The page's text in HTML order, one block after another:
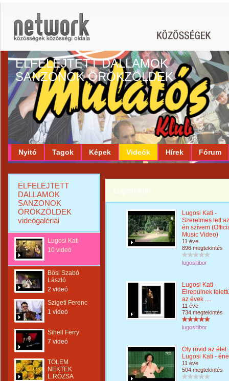
ELFELEJTETT DALLAMOK
SANZONOK ÖRÖKZÖLDEK
Nyitó Tagok Képek Videók Hírek Fórum
ELFELEJTETT
DALLAMOK
SANZONOK
ÖRÖKZÖLDEK
videógalériái
Lugosi Kati
10 videó
Bősi Szabó
László
2 videó
Szigeti Ferenc
1 videó
Sihell Ferry
7 videó
TŐLEM
NEKTEK
L.RÓZSA
Lugosi Kati
Lugosi Kati -
Szerelmes lett az
én szívem
Music Video)
11 éve
896 megtekintés
lugositibor
Lugosi Kati -
Elrepülnek
az évek ....
11 éve
734 megtekintés
lugositibor
Oly rövid az
Lugosi Kati -
11 éve
504 megtekintés